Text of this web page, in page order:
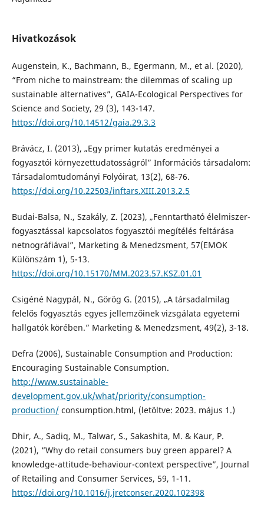
Hivatkozások
Augenstein, K., Bachmann, B., Egermann, M., et al. (2020),
“From niche to mainstream: the dilemmas of scaling up
sustainable alternatives”, GAIA-Ecological Perspectives for
Science and Society, 29 (3), 143-147.
https://doi.org/10.14512/gaia.29.3.3
Brávácz, I. (2013), „Egy primer kutatás eredményei a
fogyasztói környezettudatosságról” Információs társadalom:
Társadalomtudományi Folyóirat, 13(2), 68-76.
https://doi.org/10.22503/inftars.XIII.2013.2.5
Budai-Balsa, N., Szakály, Z. (2023), „Fenntartható élelmiszer-
fogyasztással kapcsolatos fogyasztói megítélés feltárása
netnográfiával”, Marketing & Menedzsment, 57(EMOK
Különszám 1), 5-13.
https://doi.org/10.15170/MM.2023.57.KSZ.01.01
Csigéné Nagypál, N., Görög G. (2015), „A társadalmilag
felelős fogyasztás egyes jellemzőinek vizsgálata egyetemi
hallgatók körében.” Marketing & Menedzsment, 49(2), 3-18.
Defra (2006), Sustainable Consumption and Production:
Encouraging Sustainable Consumption.
http://www.sustainable-
development.gov.uk/what/priority/consumption-
production/consumption.html, (letöltve: 2023. május 1.)
Dhir, A., Sadiq, M., Talwar, S., Sakashita, M. & Kaur, P.
(2021), “Why do retail consumers buy green apparel? A
knowledge-attitude-behaviour-context perspective”, Journal
of Retailing and Consumer Services, 59, 1-11.
https://doi.org/10.1016/j.jretconser.2020.102398